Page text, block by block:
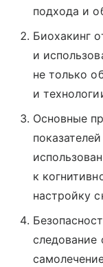
подхода и
Биохакинг
и
не только
и
Основные
к
настройку
следование